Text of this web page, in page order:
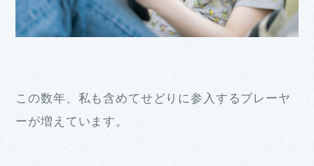
この数年、私も含めてせどりに参入するプレーヤ
ーが増えています。